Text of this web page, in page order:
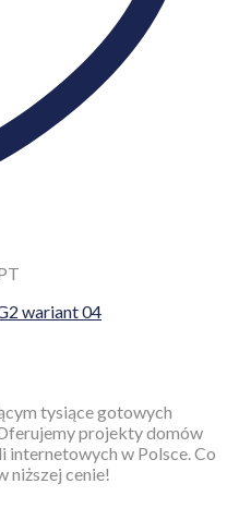
wariant 04
tysiące gotowych
projekty domów
internetowych w Polsce. Co
niższej cenie!